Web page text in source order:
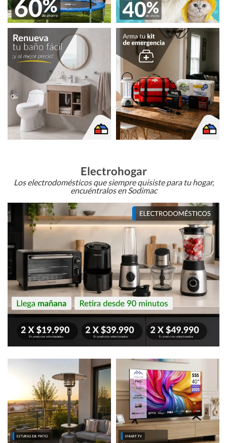
Electrohogar
Los electrodomésticos que siempre quisiste para tu hogar,
encuéntralos en Sodimac